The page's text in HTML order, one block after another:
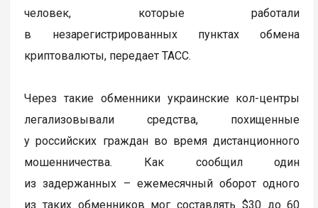
человек, которые работали
в незарегистрированных пунктах обмена
криптовалюты, передает ТАСС.
Через такие обменники украинские кол-центры
легализовывали средства, похищенные
у российских граждан во время дистанционного
мошенничества. Как сообщил один
из задержанных – ежемесячный оборот одного
из таких обменников мог составлять $30 до 60